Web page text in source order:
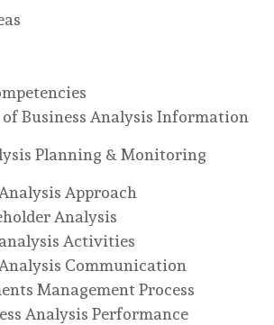
of Business Analysis Information
Planning & Monitoring
Approach
Analysis
Activities
Communication
Management Process
Analysis Performance